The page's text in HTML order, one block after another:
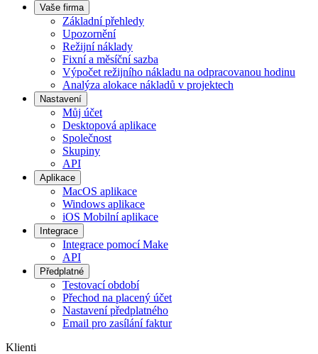
Vaše firma
Základní přehledy
Upozornění
Režijní náklady
Fixní a měsíční sazba
Výpočet režijního nákladu na odpracovanou hodinu
Analýza alokace nákladů v projektech
Nastavení
Můj účet
Desktopová aplikace
Společnost
Skupiny
API
Aplikace
MacOS aplikace
Windows aplikace
iOS Mobilní aplikace
Integrace
Integrace pomocí Make
API
Předplatné
Testovací období
Přechod na placený účet
Nastavení předplatného
Email pro zasílání faktur
Klienti